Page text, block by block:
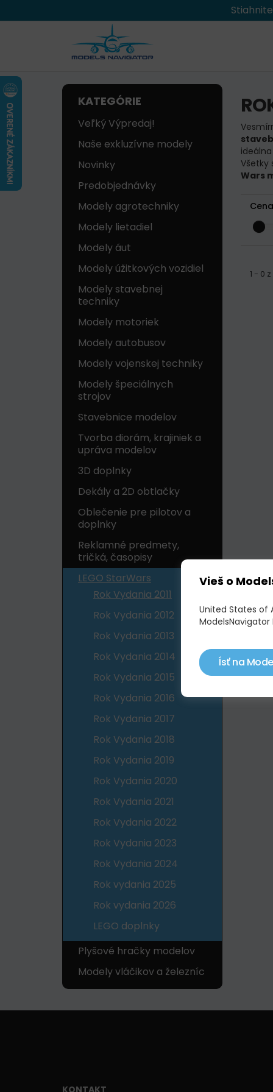
KATEGÓRIE
Veľký Výpredaj!
Naše exkluzívne modely
Novinky
Predobjednávky
Modely agrotechniky
Modely lietadiel
Modely áut
Modely úžitkových vozidiel
Modely stavebnej
techniky
Modely motoriek
Modely autobusov
Modely vojenskej techniky
Modely špeciálnych
strojov
Stavebnice modelov
Tvorba diorám, krajiniek a
upráva modelov
3D doplnky
Dekály a 2D obtlačky
Oblečenie pre pilotov a
doplnky
Reklamné predmety,
tričká, časopisy
LEGO StarWars
Rok Vydania 2011
Rok Vydania 2012
Rok Vydania 2013
Rok Vydania 2014
Rok Vydania 2015
Rok Vydania 2016
Rok Vydania 2017
Rok Vydania 2018
Rok Vydania 2019
Rok Vydania 2020
Rok Vydania 2021
Rok Vydania 2022
Rok Vydania 2023
Rok Vydania 2024
Rok vydania 2025
Rok vydania 2026
LEGO doplnky
Plyšové hračky modelov
Modely vláčikov a železníc
Všetky
Wars
1 - 0
Vieš o
United States of
ModelsNavigator
Ísť na